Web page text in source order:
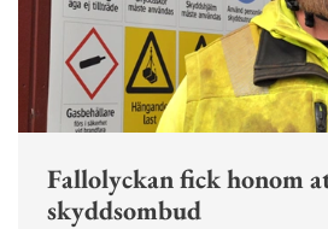
Fallolyckan fick honom
skyddsombud